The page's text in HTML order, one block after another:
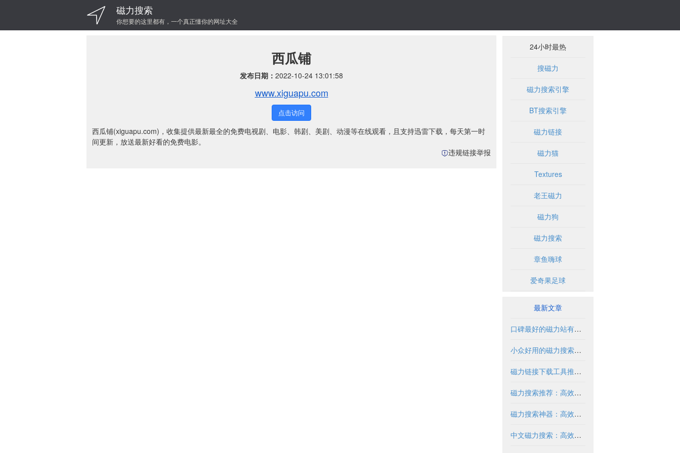
磁力搜索
你想要的这里都有，一个真正懂你的网址大全
西瓜铺
发布日期： 2022-10-24 13:01:58
www.xiguapu.com
点击访问
西瓜铺(xiguapu.com)，收集提供最新最全的免费电视剧、电影、韩剧、美剧、动漫等在线观看，且支持迅雷下载，每天第一时
间更新，放送最新好看的免费电影。
违规链接举报
24小时最热
搜磁力
磁力搜索引擎
BT搜索引擎
磁力链接
磁力猫
Textures
老王磁力
磁力狗
磁力搜索
章鱼嗨球
爱奇果足球
最新文章
口碑最好的磁力站有哪些推荐？2024年全面解析
小众好用的磁力搜索推荐与解析
磁力链接下载工具推荐与使用指南
磁力搜索推荐：高效获取资源的实用指南
磁力搜索神器：高效获取资源的必备工具
中文磁力搜索：高效获取资源的合法方式